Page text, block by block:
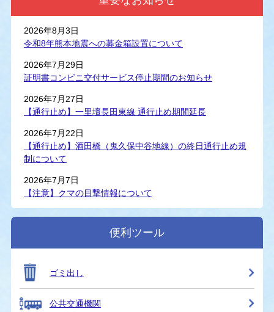
2026年8月3日
令和8年熊本地震への募金箱設置について
2026年7月29日
証明書コンビニ交付サービス停止期間のお知らせ
2026年7月27日
【通行止め】一里壇長田東線 通行止め期間延長
2026年7月22日
【通行止め】酒田橋（鬼久保中谷地線）の終日通行止め規
制について
2026年7月7日
【注意】クマの目撃情報について
便利ツール
ゴミ出し
公共交通機関